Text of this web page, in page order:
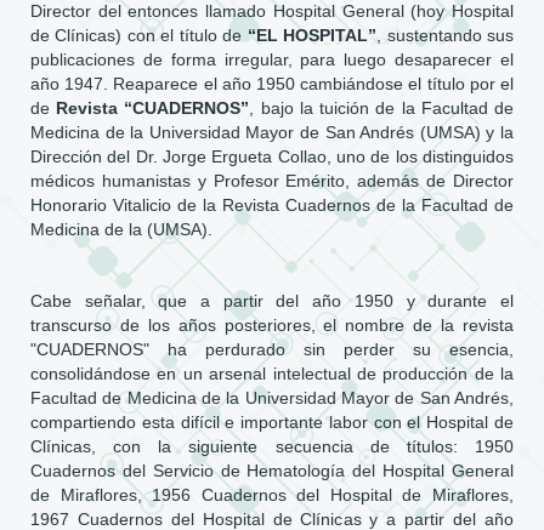
Director del entonces llamado Hospital General (hoy Hospital
de Clínicas) con el título de “EL HOSPITAL”, sustentando sus
publicaciones de forma irregular, para luego desaparecer el
año 1947. Reaparece el año 1950 cambiándose el título por el
de Revista “CUADERNOS” , bajo la tuición de la Facultad de
Medicina de la Universidad Mayor de San Andrés (UMSA) y la
Dirección del Dr. Jorge Ergueta Collao, uno de los distinguidos
médicos humanistas y Profesor Emérito, además de Director
Honorario Vitalicio de la Revista Cuadernos de la Facultad de
Medicina de la (UMSA).
Cabe señalar, que a partir del año 1950 y durante el
transcurso de los años posteriores, el nombre de la revista
"CUADERNOS" ha perdurado sin perder su esencia,
consolidándose en un arsenal intelectual de producción de la
Facultad de Medicina de la Universidad Mayor de San Andrés,
compartiendo esta difícil e importante labor con el Hospital de
Clínicas, con la siguiente secuencia de títulos: 1950
Cuadernos del Servicio de Hematología del Hospital General
de Miraflores, 1956 Cuadernos del Hospital de Miraflores,
1967 Cuadernos del Hospital de Clínicas y a partir del año